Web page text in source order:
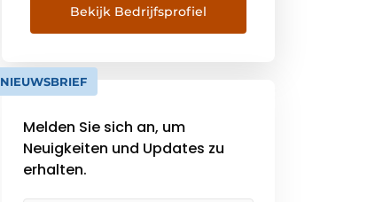
und skalierbare Systeme für
Materialtransport, Lagerung und
Unser Know-how umfasst
Förderlösungen für leichte und
Teleskopförderer, fortschrittliche
Automatisierung und nahtlose
Softwareintegration. Mit
Bekijk Bedrijfsprofiel
NIEUWSBRIEF
Melden Sie sich an, um
Neuigkeiten und Updates zu
erhalten.